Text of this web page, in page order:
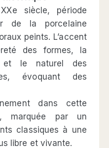
siècle, période
de la porcelaine
peints. L’accent
des formes, la
et le naturel des
évoquant des
dans cette
marquée par un
classiques à une
libre et vivante.